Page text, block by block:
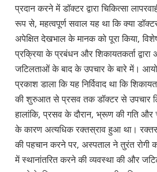
प्रदान करने में डॉक्टर द्वारा चिकित्सा
रूप से, महत्वपूर्ण सवाल यह था कि क्या
अपेक्षित देखभाल के मानक को पूरा किया,
प्रक्रिया के प्रबंधन और शिकायतकर्ता
जटिलताओं के बाद के उपचार के बारे में।
प्रकाश डाला कि यह निर्विवाद था कि
की शुरुआत से प्रसव तक डॉक्टर से उपचार
हालांकि, प्रसव के दौरान, भ्रूण की गति और
के कारण अत्यधिक रक्तस्राव हुआ था।
की पहचान करने पर, अस्पताल ने तुरंत रोगी
में स्थानांतरित करने की व्यवस्था की और